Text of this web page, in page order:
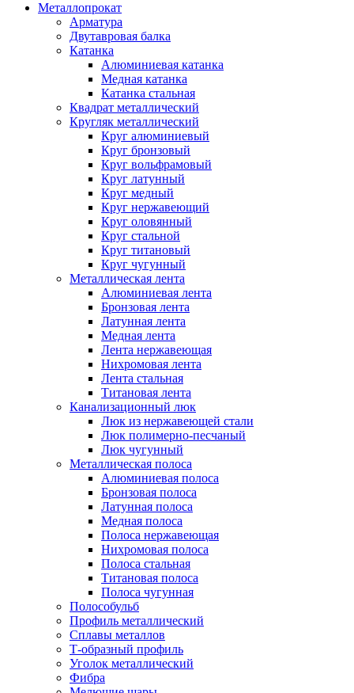
Металлопрокат
Арматура
Двутавровая балка
Катанка
Алюминиевая катанка
Медная катанка
Катанка стальная
Квадрат металлический
Кругляк металлический
Круг алюминиевый
Круг бронзовый
Круг вольфрамовый
Круг латунный
Круг медный
Круг нержавеющий
Круг оловянный
Круг стальной
Круг титановый
Круг чугунный
Металлическая лента
Алюминиевая лента
Бронзовая лента
Латунная лента
Медная лента
Лента нержавеющая
Нихромовая лента
Лента стальная
Титановая лента
Канализационный люк
Люк из нержавеющей стали
Люк полимерно-песчаный
Люк чугунный
Металлическая полоса
Алюминиевая полоса
Бронзовая полоса
Латунная полоса
Медная полоса
Полоса нержавеющая
Нихромовая полоса
Полоса стальная
Титановая полоса
Полоса чугунная
Полособульб
Профиль металлический
Сплавы металлов
Т-образный профиль
Уголок металлический
Фибра